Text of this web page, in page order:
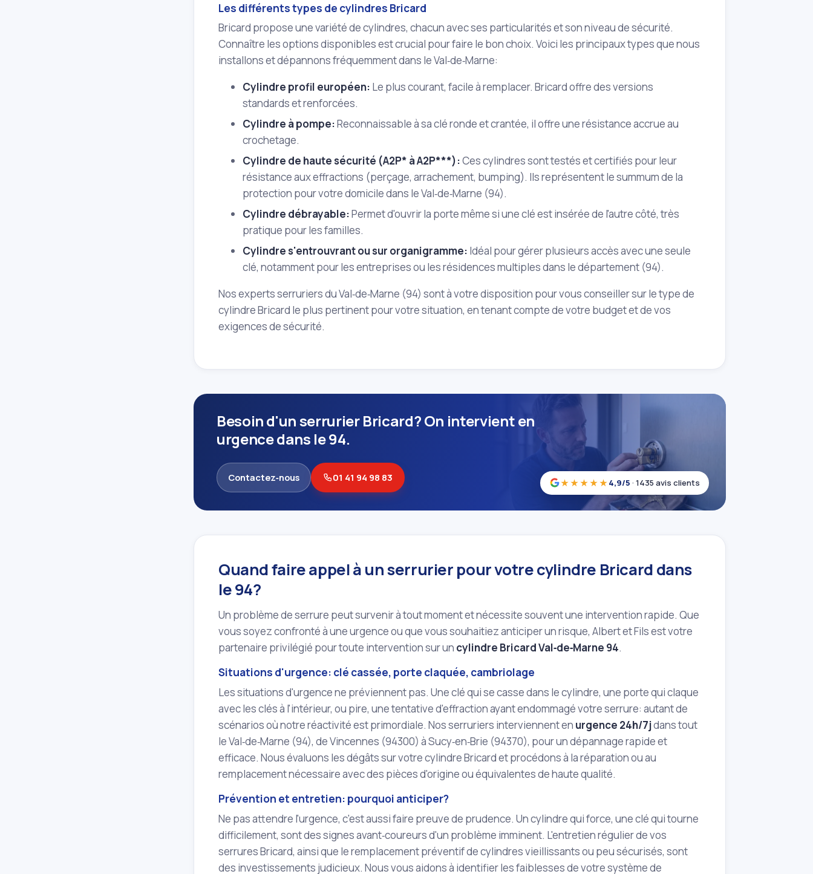
Les différents types de cylindres Bricard
Bricard propose une variété de cylindres, chacun avec ses particularités et son niveau de sécurité.
Connaître les options disponibles est crucial pour faire le bon choix. Voici les principaux types que nous
installons et dépannons fréquemment dans le Val‑de‑Marne:
Cylindre profil européen: Le plus courant, facile à remplacer. Bricard offre des versions
standards et renforcées.
Cylindre à pompe:Reconnaissable à sa clé ronde et crantée, il offre une résistance accrue au
crochetage.
Cylindre de haute sécurité (A2P* à A2P***):Ces cylindres sont testés et certifiés pour leur
résistance aux effractions (perçage, arrachement, bumping). Ils représentent le summum de la
protection pour votre domicile dans le Val‑de‑Marne (94).
Cylindre débrayable:Permet d'ouvrir la porte même si une clé est insérée de l'autre côté, très
pratique pour les familles.
Cylindre s'entrouvrant ou sur organigramme: Idéal pour gérer plusieurs accès avec une seule
clé, notamment pour les entreprises ou les résidences multiples dans le département (94).
Nos experts serruriers du Val‑de‑Marne (94) sont à votre disposition pour vous conseiller sur le type de
cylindre Bricard le plus pertinent pour votre situation, en tenant compte de votre budget et de vos
exigences de sécurité.
★★★★★4,9/5 · 1435 avis clients
Besoin d'un serrurier Bricard? On intervient en
urgence dans le 94.
Contactez‑nous 01 41 94 98 83
Quand faire appel à un serrurier pour votre cylindre Bricard dans
le 94?
Un problème de serrure peut survenir à tout moment et nécessite souvent une intervention rapide. Que
vous soyez confronté à une urgence ou que vous souhaitiez anticiper un risque, Albert et Fils est votre
partenaire privilégié pour toute intervention sur un cylindre Bricard Val‑de‑Marne 94.
Situations d'urgence: clé cassée, porte claquée, cambriolage
Les situations d'urgence ne préviennent pas. Une clé qui se casse dans le cylindre, une porte qui claque
avec les clés à l'intérieur, ou pire, une tentative d'effraction ayant endommagé votre serrure: autant de
scénarios où notre réactivité est primordiale. Nos serruriers interviennent en urgence 24h/7jdans tout
le Val‑de‑Marne (94), de Vincennes (94300) à Sucy‑en‑Brie (94370), pour un dépannage rapide et
efficace. Nous évaluons les dégâts sur votre cylindre Bricard et procédons à la réparation ou au
remplacement nécessaire avec des pièces d'origine ou équivalentes de haute qualité.
Prévention et entretien: pourquoi anticiper?
Ne pas attendre l'urgence, c'est aussi faire preuve de prudence. Un cylindre qui force, une clé qui tourne
difficilement, sont des signes avant‑coureurs d'un problème imminent. L'entretien régulier de vos
serrures Bricard, ainsi que le remplacement préventif de cylindres vieillissants ou peu sécurisés, sont
des investissements judicieux. Nous vous aidons à identifier les faiblesses de votre système de